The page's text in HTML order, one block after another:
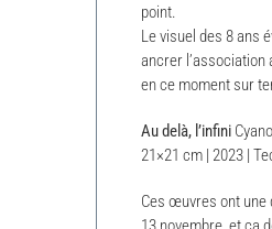
point.
Le visuel des 8 ans
ancrer l’association
en ce moment sur
Au delà, l’infini
21×21 cm | 2023 |
Ces œuvres ont une